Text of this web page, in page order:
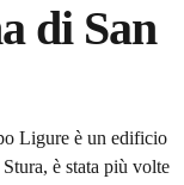
di San
Ligure è un edificio
è stata più volte